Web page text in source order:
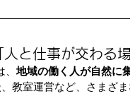
と仕事が交わる場
、地域の働く人が自然に
教室運営など、さまざ